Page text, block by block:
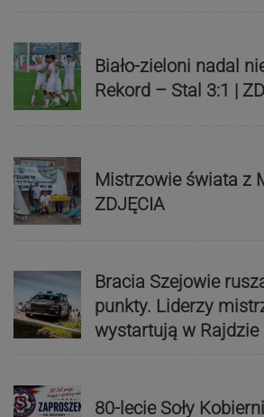
Biało-zieloni nadal
Rekord – Stal 3:1 |
Mistrzowie świata z
ZDJĘCIA
Bracia Szejowie
punkty. Liderzy
wystartują w
80-lecie Soły